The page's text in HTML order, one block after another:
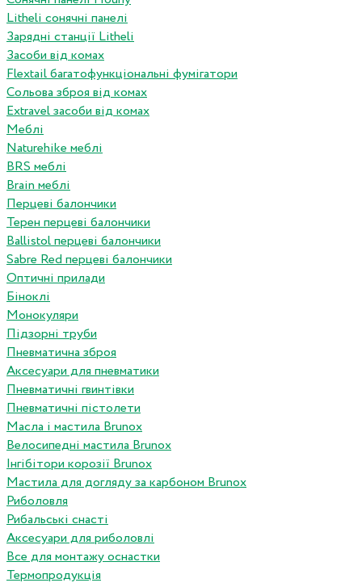
Litheli сонячні панелі
Зарядні станції Litheli
Засоби від комах
Flextail багатофункціональні фумігатори
Сольова зброя від комах
Extravel засоби від комах
Меблі
Naturehike меблі
BRS меблі
Brain меблі
Перцеві балончики
Терен перцеві балончики
Ballistol перцеві балончики
Sabre Red перцеві балончики
Оптичні прилади
Біноклі
Монокуляри
Підзорні труби
Пневматична зброя
Аксесуари для пневматики
Пневматичні гвинтівки
Пневматичні пістолети
Масла і мастила Brunox
Велосипедні мастила Brunox
Інгібітори корозії Brunox
Мастила для догляду за карбоном Brunox
Риболовля
Рибальські снасті
Аксесуари для риболовлі
Все для монтажу оснастки
Термопродукція